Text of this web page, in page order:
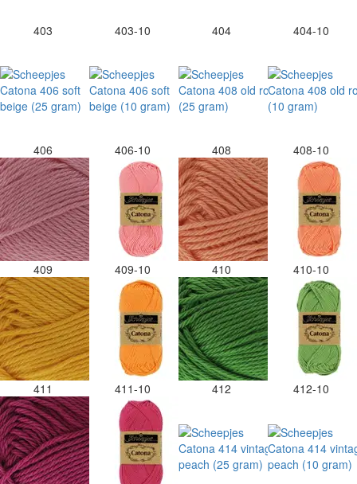
403 403-10 404 404-10
406 406-10 408 408-10
409 409-10 410 410-10
411 411-10 412 412-10